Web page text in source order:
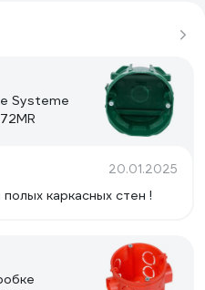
Systeme
20.01.2025
Отличный подрозетник для полых каркасных стен !